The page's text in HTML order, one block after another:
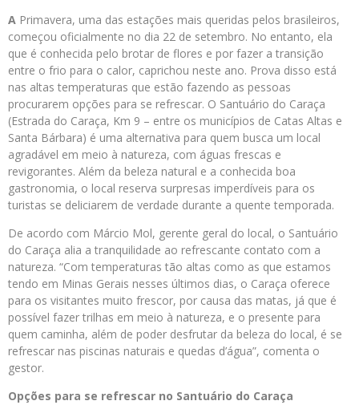
A Primavera, uma das estações mais queridas pelos brasileiros,
começou oficialmente no dia 22 de setembro. No entanto, ela
que é conhecida pelo brotar de flores e por fazer a transição
entre o frio para o calor, caprichou neste ano. Prova disso está
nas altas temperaturas que estão fazendo as pessoas
procurarem opções para se refrescar. O Santuário do Caraça
(Estrada do Caraça, Km 9 – entre os municípios de Catas Altas e
Santa Bárbara) é uma alternativa para quem busca um local
agradável em meio à natureza, com águas frescas e
revigorantes. Além da beleza natural e a conhecida boa
gastronomia, o local reserva surpresas imperdíveis para os
turistas se deliciarem de verdade durante a quente temporada.
De acordo com Márcio Mol, gerente geral do local, o Santuário
do Caraça alia a tranquilidade ao refrescante contato com a
natureza. “Com temperaturas tão altas como as que estamos
tendo em Minas Gerais nesses últimos dias, o Caraça oferece
para os visitantes muito frescor, por causa das matas, já que é
possível fazer trilhas em meio à natureza, e o presente para
quem caminha, além de poder desfrutar da beleza do local, é se
refrescar nas piscinas naturais e quedas d’água”, comenta o
gestor.
Opções para se refrescar no Santuário do Caraça